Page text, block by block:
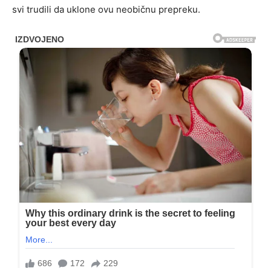
svi trudili da uklone ovu neobičnu prepreku.